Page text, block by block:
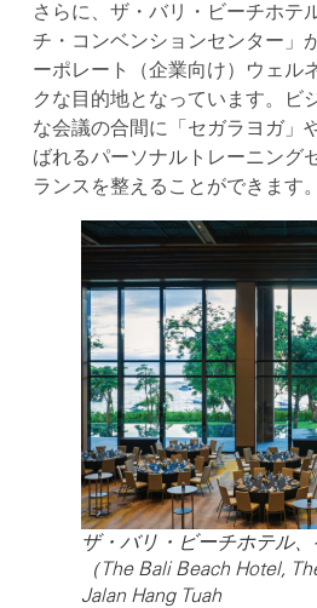
さらに、ザ・バリ・ビーチホテ
チ・コンベンションセンター」
ーポレート（企業向け）ウェル
クな目的地となっています。ビ
な会議の合間に「セガラヨガ」
ばれるパーソナルトレーニング
ランスを整えることができます。
ザ・バリ・ビーチホテル
（The Bali Beach Hotel,
Jalan Hang Tuah